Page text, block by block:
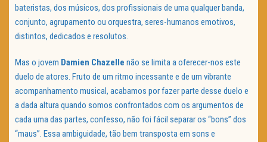
bateristas, dos músicos, dos profissionais de uma qualquer banda,
conjunto, agrupamento ou orquestra, seres-humanos emotivos,
distintos, dedicados e resolutos.
Mas o jovem Damien Chazelle não se limita a oferecer-nos este
duelo de atores. Fruto de um ritmo incessante e de um vibrante
acompanhamento musical, acabamos por fazer parte desse duelo e
a dada altura quando somos confrontados com os argumentos de
cada uma das partes, confesso, não foi fácil separar os “bons” dos
“maus”. Essa ambiguidade, tão bem transposta em sons e